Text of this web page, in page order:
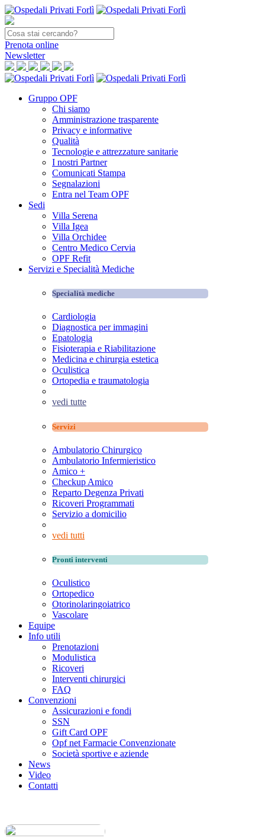
Prenota online
Newsletter
Gruppo OPF
Chi siamo
Amministrazione trasparente
Privacy e informative
Qualità
Tecnologie e attrezzature sanitarie
I nostri Partner
Comunicati Stampa
Segnalazioni
Entra nel Team OPF
Sedi
Villa Serena
Villa Igea
Villa Orchidee
Centro Medico Cervia
OPF Refit
Servizi e Specialità Mediche
Specialità mediche
Cardiologia
Diagnostica per immagini
Epatologia
Fisioterapia e Riabilitazione
Medicina e chirurgia estetica
Oculistica
Ortopedia e traumatologia
vedi tutte
Servizi
Ambulatorio Chirurgico
Ambulatorio Infermieristico
Amico +
Checkup Amico
Reparto Degenza Privati
Ricoveri Programmati
Servizio a domicilio
vedi tutti
Pronti interventi
Oculistico
Ortopedico
Otorinolaringoiatrico
Vascolare
Equipe
Info utili
Prenotazioni
Modulistica
Ricoveri
Interventi chirurgici
FAQ
Convenzioni
Assicurazioni e fondi
SSN
Gift Card OPF
Opf net Farmacie Convenzionate
Società sportive e aziende
News
Video
Contatti